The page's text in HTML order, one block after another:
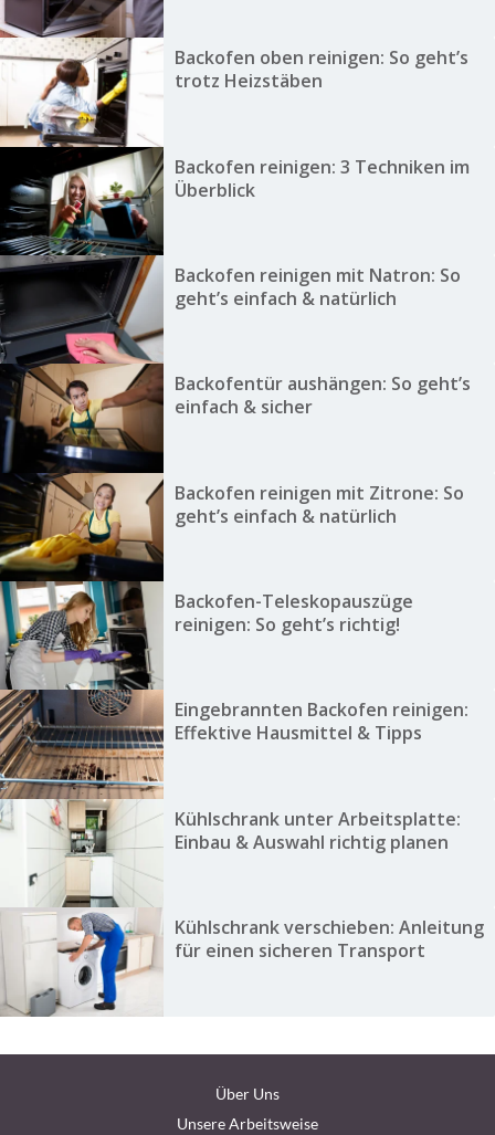
Backofen oben reinigen: So geht’s
trotz Heizstäben
Backofen reinigen: 3 Techniken im
Überblick
Backofen reinigen mit Natron: So
geht’s einfach & natürlich
Backofentür aushängen: So geht’s
einfach & sicher
Backofen reinigen mit Zitrone: So
geht’s einfach & natürlich
Backofen-Teleskopauszüge
reinigen: So geht’s richtig!
Eingebrannten Backofen reinigen:
Effektive Hausmittel & Tipps
Kühlschrank unter Arbeitsplatte:
Einbau & Auswahl richtig planen
Kühlschrank verschieben: Anleitung
für einen sicheren Transport
Über Uns
Unsere Arbeitsweise